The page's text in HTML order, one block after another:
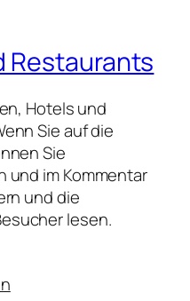
Restaurants
Hotels und
Sie auf die
Sie
und im Kommentar
und die
lesen.